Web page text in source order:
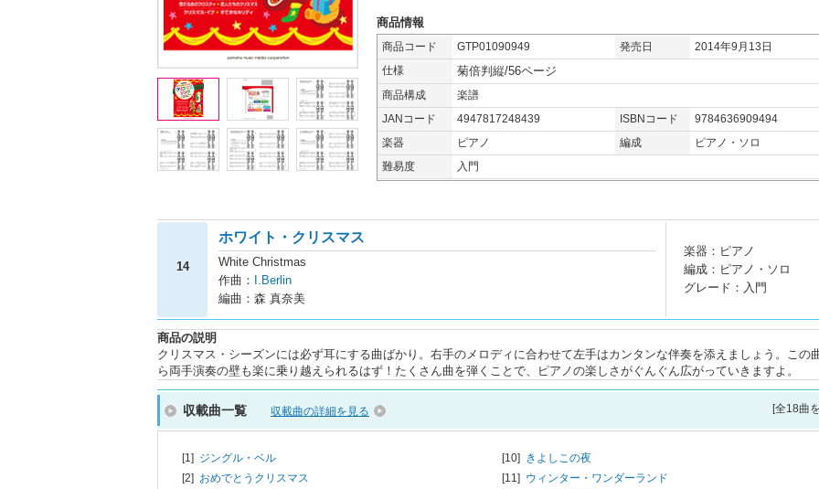
商品情報
商品コード GTP01090949 発売日
2014年9月13日
仕様
菊倍判縦/56ページ
商品構成
楽譜
JANコード
4947817248439 ISBNコード
9784636909494
楽器
ピアノ 編成
ピアノ・ソロ
難易度
入門
14
ホワイト・クリスマス
White Christmas
作曲：
I.Berlin
編曲：森 真奈美
楽器：ピアノ
編成：ピアノ・ソロ
グレード：入門
商品の説明
クリスマス・シーズンには必ず耳にする曲ばかり。右手のメロディに合わせて左手はカンタンな伴奏を添えましょう。この
ら両手演奏の壁も楽に乗り越えられるはず！たくさん曲を弾くことで、ピアノの楽しさがぐんぐん広がっていきますよ。
収載曲一覧 収載曲の詳細を見る [全18曲
[1] ジングル・ベル
[2] おめでとうクリスマス
[10] きよしこの夜
[11] ウィンター・ワンダーランド